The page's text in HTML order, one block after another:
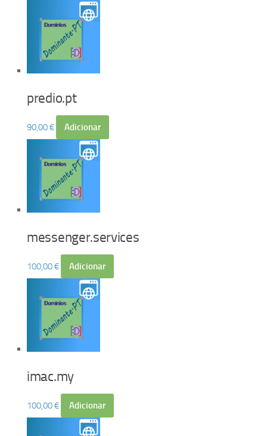
predio.pt
90,00€ Adicionar
messenger.services
100,00€ Adicionar
imac.my
100,00€ Adicionar